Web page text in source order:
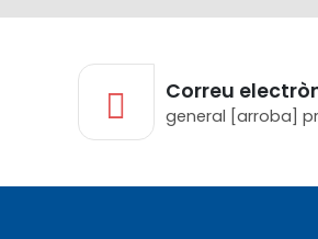
Correu
general [arroba]